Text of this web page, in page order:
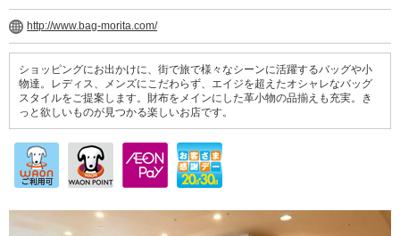
http://www.bag-morita.com/
ショッピングにお出かけに、街で旅で様々なシーンに活躍するバッグや小
物達。レディス、メンズにこだわらず、エイジを超えたオシャレなバッグ
スタイルをご提案します。財布をメインにした革小物の品揃えも充実。き
っと欲しいものが見つかる楽しいお店です。